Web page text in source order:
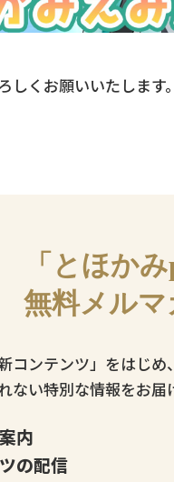
しくお願いいたします。
「とほか
無料メル
コンテンツ」をはじめ、
ない特別な情報をお届
内
の配信